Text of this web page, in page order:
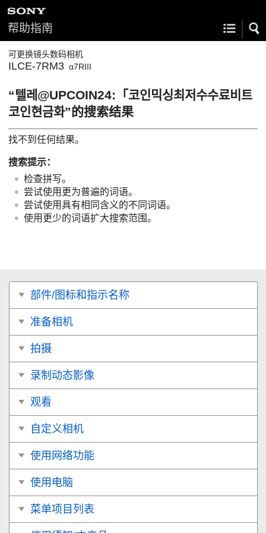
帮助指南
可更换镜头数码相机
ILCE-7RM3 α7RIII
“텔레@UPCOIN24:「코인믹싱최저수수료비트
코인현금화”的搜索结果
找不到任何结果。
搜索提示：
检查拼写。
尝试使用更为普遍的词语。
尝试使用具有相同含义的不同词语。
使用更少的词语扩大搜索范围。
部件/图标和指示名称
准备相机
拍摄
录制动态影像
观看
自定义相机
使用网络功能
使用电脑
菜单项目列表